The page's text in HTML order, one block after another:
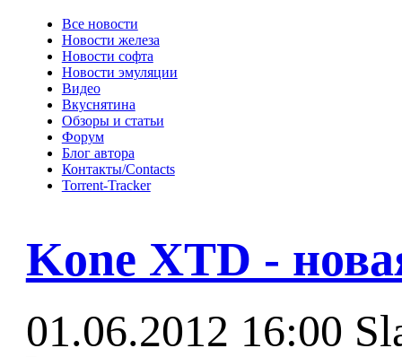
Все новости
Новости железа
Новости софта
Новости эмуляции
Видео
Вкуснятина
Обзоры и статьи
Форум
Блог автора
Контакты/Contacts
Torrent-Tracker
Kone XTD -
01.06.2012 16:00